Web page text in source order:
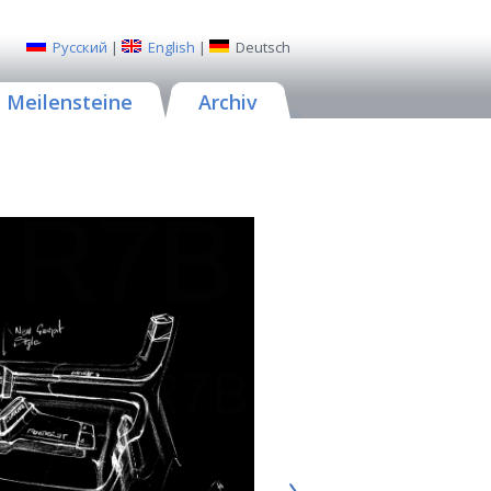
Русский | English | Deutsch
Meilensteine Archiv